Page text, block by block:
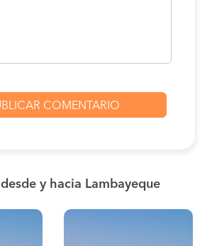
desde y hacia Lambayeque